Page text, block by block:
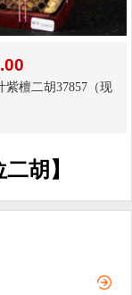
紫檀二胡37857（现
胡】